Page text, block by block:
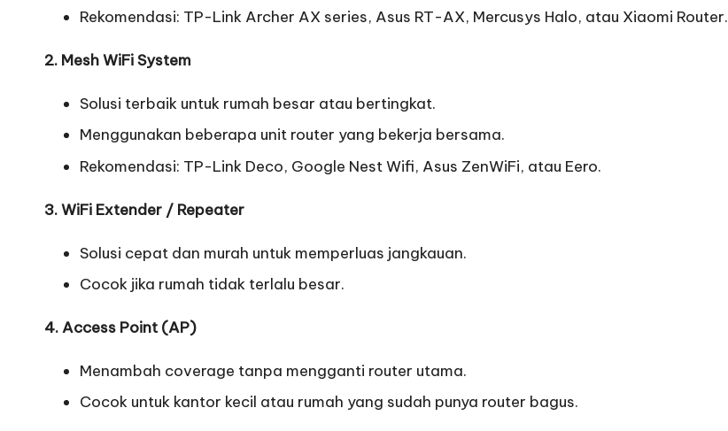
Rekomendasi: TP-Link Archer AX series, Asus RT-AX, Mercusys Halo, atau Xiaomi Router.
2. Mesh WiFi System
Solusi terbaik untuk rumah besar atau bertingkat.
Menggunakan beberapa unit router yang bekerja bersama.
Rekomendasi: TP-Link Deco, Google Nest Wifi, Asus ZenWiFi, atau Eero.
3. WiFi Extender / Repeater
Solusi cepat dan murah untuk memperluas jangkauan.
Cocok jika rumah tidak terlalu besar.
4. Access Point (AP)
Menambah coverage tanpa mengganti router utama.
Cocok untuk kantor kecil atau rumah yang sudah punya router bagus.